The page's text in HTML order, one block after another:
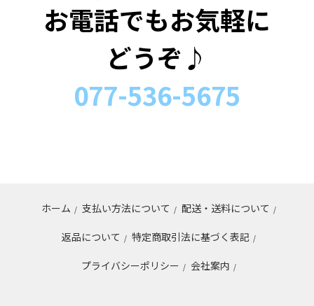
お電話でもお気軽に
どうぞ♪
077-536-5675
ホーム / 支払い方法について / 配送・送料について /
返品について / 特定商取引法に基づく表記 /
プライバシーポリシー / 会社案内 /